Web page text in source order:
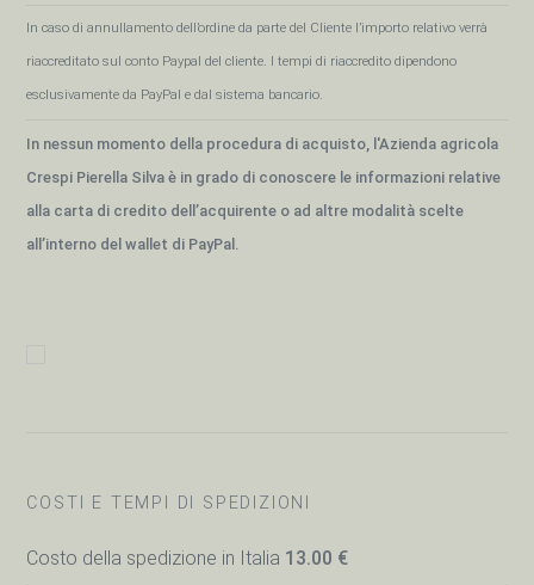
In caso di annullamento dell’ordine da parte del Cliente l’importo relativo verrà
riaccreditato sul conto Paypal del cliente. I tempi di riaccredito dipendono
esclusivamente da PayPal e dal sistema bancario.
In nessun momento della procedura di acquisto, l'Azienda agricola
Crespi Pierella Silva è in grado di conoscere le informazioni relative
alla carta di credito dell’acquirente o ad altre modalità scelte
all’interno del wallet di PayPal.
COSTI E TEMPI DI SPEDIZIONI
Costo della spedizione in Italia 13.00 €